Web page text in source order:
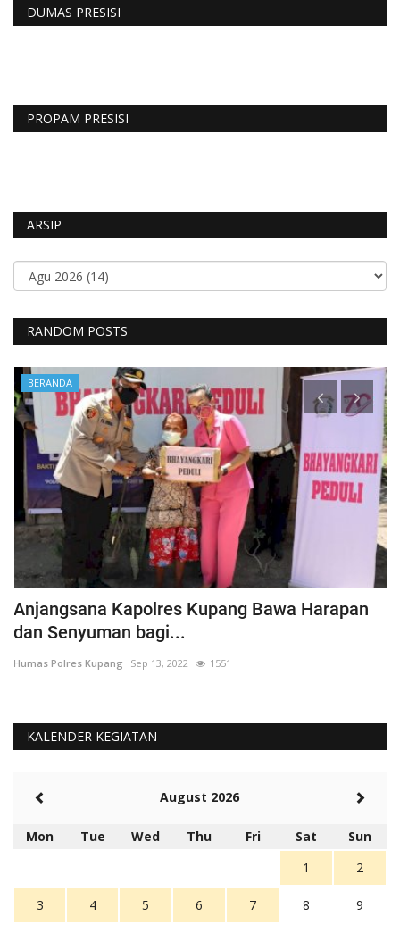
DUMAS PRESISI
PROPAM PRESISI
ARSIP
RANDOM POSTS
BERANDA
Anjangsana Kapolres Kupang Bawa Harapan
dan Senyuman bagi...
Humas Polres Kupang Sep 13, 2022 1551
KALENDER KEGIATAN
August 2026
Mon Tue Wed Thu Fri Sat
Sun
1
2
3 4 5 6 7 8 9